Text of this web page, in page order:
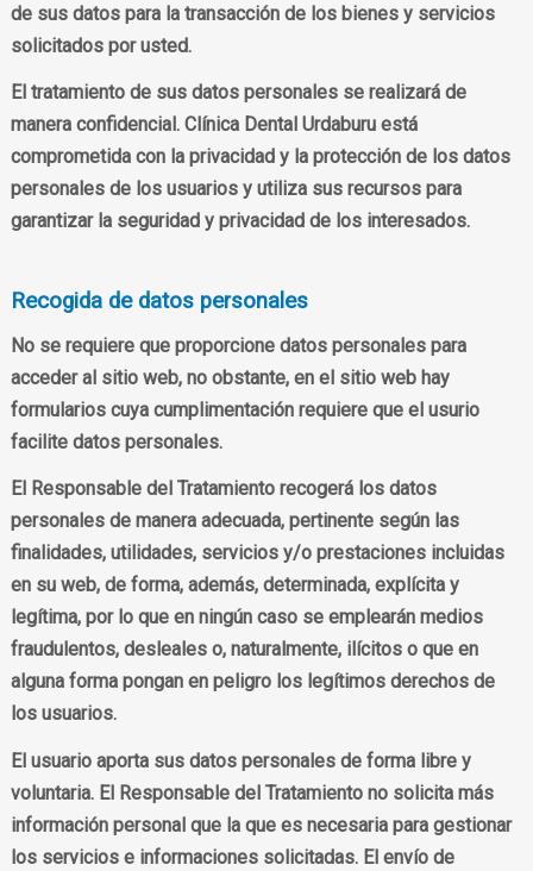
de sus datos para la transacción de los bienes y servicios
solicitados por usted.
El tratamiento de sus datos personales se realizará de
manera confidencial. Clínica Dental Urdaburu está
comprometida con la privacidad y la protección de los datos
personales de los usuarios y utiliza sus recursos para
garantizar la seguridad y privacidad de los interesados.
Recogida de datos personales
No se requiere que proporcione datos personales para
acceder al sitio web, no obstante, en el sitio web hay
formularios cuya cumplimentación requiere que el usurio
facilite datos personales.
El Responsable del Tratamiento recogerá los datos
personales de manera adecuada, pertinente según las
finalidades, utilidades, servicios y/o prestaciones incluidas
en su web, de forma, además, determinada, explícita y
legítima, por lo que en ningún caso se emplearán medios
fraudulentos, desleales o, naturalmente, ilícitos o que en
alguna forma pongan en peligro los legítimos derechos de
los usuarios.
El usuario aporta sus datos personales de forma libre y
voluntaria. El Responsable del Tratamiento no solicita más
información personal que la que es necesaria para gestionar
los servicios e informaciones solicitadas. El envío de